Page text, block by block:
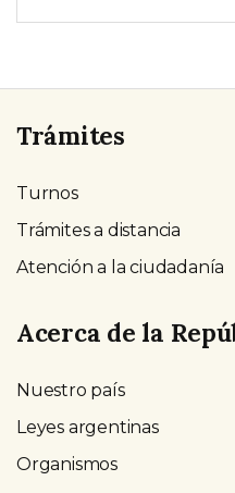
Trámites
Turnos
Trámites a distancia
Atención a la ciudadanía
Acerca de la
Nuestro país
Leyes argentinas
Organismos